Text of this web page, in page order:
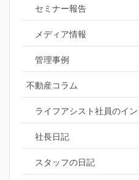
セミナー報告
メディア情報
管理事例
不動産コラム
ライフアシスト社員のイ
社長日記
スタッフの日記